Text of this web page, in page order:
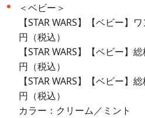
＜ベビー＞
【STAR WARS】【ベビー
円（税込）
【STAR WARS】【ベビー
円（税込）
【STAR WARS】【ベビー
円（税込）
カラー：クリーム／ミント